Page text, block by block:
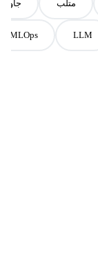
متلب جاوا
LLM
MLOps